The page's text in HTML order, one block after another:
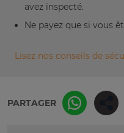
avez inspecté.
Ne payez que si vous
Lisez nos conseils de
PARTAGER